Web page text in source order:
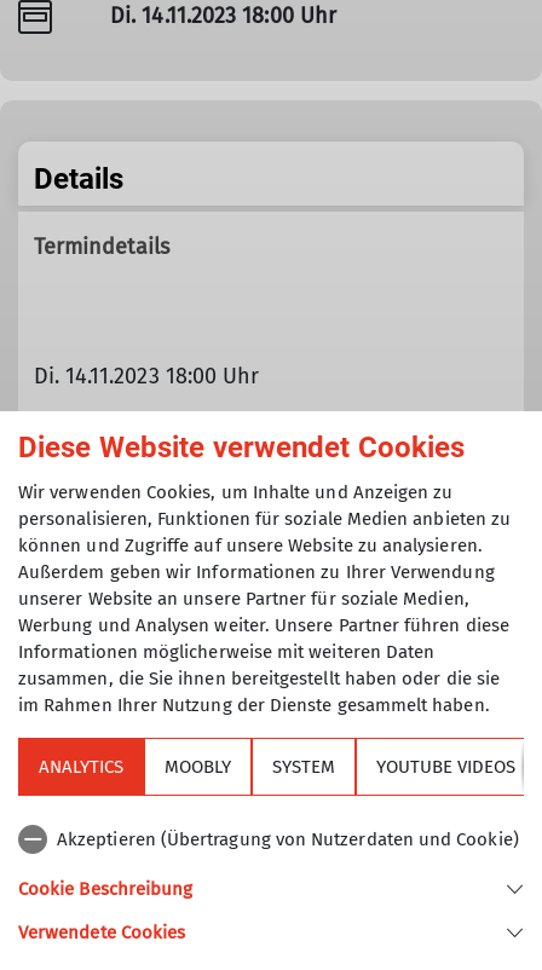
Di. 14.11.2023 18:00 Uhr
Details
Termindetails
Di. 14.11.2023 18:00 Uhr
Gruppe
Klettertreff
Du hast genug von der Suche nach
Kletterpartner*innen und
unzuverlässigen Verabredungen? Dann
komm zum TAK Klettertreff.
Wir treffen uns immer dienstags um 18
Uhr in derDAV Kletterhalle in
Thalkirchen
. Gegenüber dem
Materialverleih ist der „Check-In“ –
kurzes Zusammentreffen, „sortieren“
und ab in die Halle, wo wir natürlich
vor allem klettern.
Alpenverein
Sektion Turner-Alpenkränzchen des Deutschen Alpenvereins e.V.
Diese Website verwendet Cookies
Wir verwenden Cookies, um Inhalte und Anzeigen zu
personalisieren, Funktionen für soziale Medien anbieten zu
können und Zugriffe auf unsere Website zu analysieren.
Außerdem geben wir Informationen zu Ihrer Verwendung
unserer Website an unsere Partner für soziale Medien,
Werbung und Analysen weiter. Unsere Partner führen diese
Informationen möglicherweise mit weiteren Daten
zusammen, die Sie ihnen bereitgestellt haben oder die sie
im Rahmen Ihrer Nutzung der Dienste gesammelt haben.
ANALYTICS MOOBLY SYSTEM YOUTUBE VIDEOS
Akzeptieren (Übertragung von Nutzerdaten und Cookie)
Cookie Beschreibung
Verwendete Cookies